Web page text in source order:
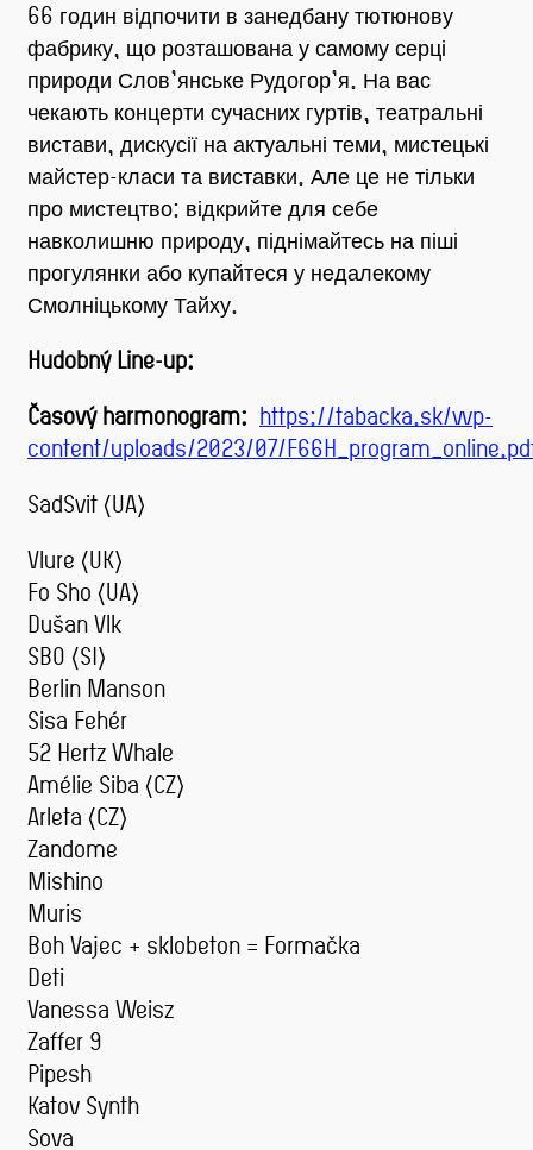
66 годин відпочити в занедбану тютюнову
фабрику, що розташована у самому серці
природи Слов’янське Рудогор’я. На вас
чекають концерти сучасних гуртів, театральні
вистави, дискусії на актуальні теми, мистецькі
майстер-класи та виставки. Але це не тільки
про мистецтво: відкрийте для себе
навколишню природу, піднімайтесь на піші
прогулянки або купайтеся у недалекому
Смолніцькому Тайху.
Hudobný Line-up:
Časový harmonogram: https://tabacka.sk/wp-
content/uploads/2023/07/
SadSvit (UA)
Vlure (UK)
Fo Sho (UA)
Dušan Vlk
SBO (SI)
Berlin Manson
Sisa Fehér
52 Hertz Whale
Amélie Siba (CZ)
Arleta (CZ)
Zandome
Mishino
Muris
Boh Vajec + sklobeton = Formačka
Deti
Vanessa Weisz
Zaffer 9
Pipesh
Katov Synth
Sova